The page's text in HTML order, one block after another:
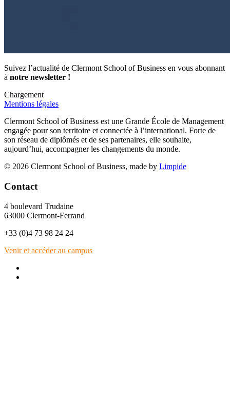
Suivez l’actualité de Clermont School of Business en vous abonnant
à notre newsletter !
Chargement
Mentions légales
Clermont School of Business est une Grande École de Management
engagée pour son territoire et connectée à l’international. Forte de
son réseau de diplômés et de ses partenaires, elle souhaite,
aujourd’hui, accompagner les changements du monde.
© 2026 Clermont School of Business, made by Limpide
Contact
4 boulevard Trudaine
63000 Clermont-Ferrand
+33 (0)4 73 98 24 24
Venir et accéder au campus